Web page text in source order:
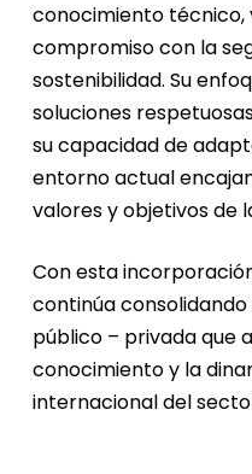
conocimiento técnico,
compromiso con la
sostenibilidad. Su
soluciones
su capacidad de
entorno actual
valores y objetivos de
Con esta
continúa
público – privada que
conocimiento y la
internacional del